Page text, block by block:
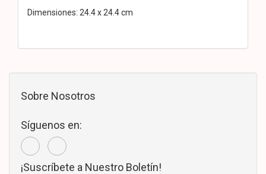
Dimensiones: 24.4 x 24.4 cm
Sobre Nosotros
Síguenos en:
¡Suscríbete a Nuestro Boletín!